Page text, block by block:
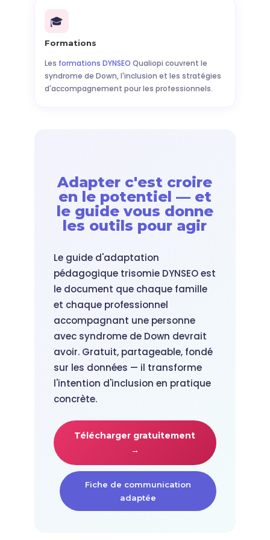
🎓
Formations
Les formations DYNSEO Qualiopi couvrent le
syndrome de Down, l'inclusion et les stratégies
d'accompagnement pour les professionnels.
Adapter c'est croire
en le potentiel — et
le guide vous donne
les outils pour agir
Le guide d'adaptation
pédagogique trisomie DYNSEO est
le document que chaque famille
et chaque professionnel
accompagnant une personne
avec syndrome de Down devrait
avoir. Gratuit, partageable, fondé
sur les données — il transforme
l'intention d'inclusion en pratique
concrète.
Télécharger gratuitement
→
Fiche de communication
adaptée